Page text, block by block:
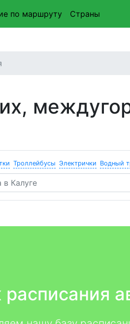
по маршруту Страны
Троллейбусы Электрички Водный